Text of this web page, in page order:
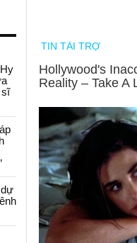
sĩ